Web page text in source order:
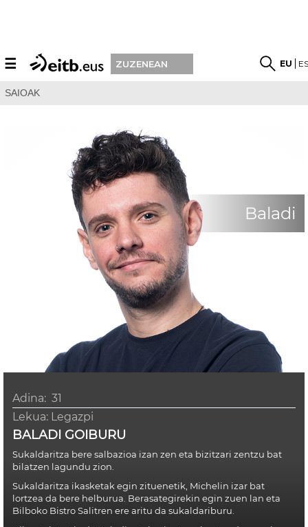
☰ ZUZENEAN EU
SAIOAK
Baladi
Adina: 31
Lekua: Legazpi
BALADI GOIBURU
Sukaldaritza bere salbazioa izan zen eta bizitzari zentzu bat
bilatzen lagundu zion.
Sukaldaritza ikasketak egin zituenetik, Michelin izar bat
lortzea da bere helburua. Berasategirekin egin zuen lan eta
Bilboko Bistro Salitren ere aritu da sukaldariburu.